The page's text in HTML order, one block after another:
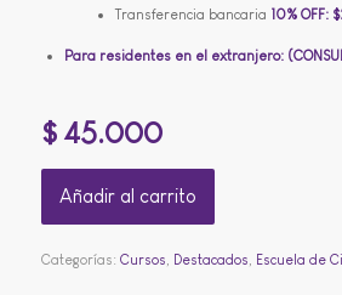
Transferencia bancaria 10% OFF:
Para residentes en el extranjero:
$45.000
Añadir al carrito
Categorías: Cursos, Destacados, Escuela de